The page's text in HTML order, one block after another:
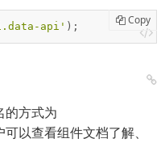
Copy
api' );
的方式为
可以查看组件文档了解、